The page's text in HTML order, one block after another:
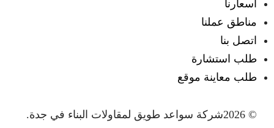
أسعارنا
مناطق عملنا
اتصل بنا
طلب استشارة
طلب معاينة موقع
© 2026شركة سواعد طويق لمقاولات البناء في جدة.